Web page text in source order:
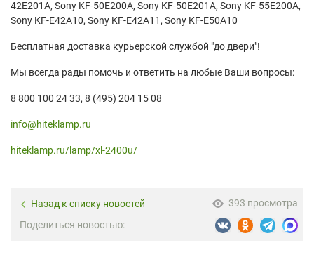
42E201A, Sony KF-50E200A, Sony KF-50E201A, Sony KF-55E200A,
Sony KF-E42A10, Sony KF-E42A11, Sony KF-E50A10
Бесплатная доставка курьерской службой "до двери"!
Мы всегда рады помочь и ответить на любые Ваши вопросы:
8 800 100 24 33, 8 (495) 204 15 08
info@hiteklamp.ru
hiteklamp.ru/lamp/xl-2400u/
Назад к списку новостей
393 просмотра
Поделиться новостью: